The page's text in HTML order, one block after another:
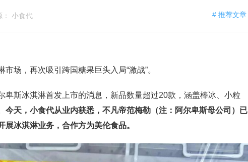
# 推荐文章
： 小食代
场，再次吸引跨国糖果巨头入局“激战”。
卑斯冰淇淋首发上市的消息，新品数量超过20款，涵盖棒冰、小粒
今天，小食代从业内获悉，不凡帝范梅勒（注：阿尔卑斯母公司）已
展冰淇淋业务，合作方为美伦食品。